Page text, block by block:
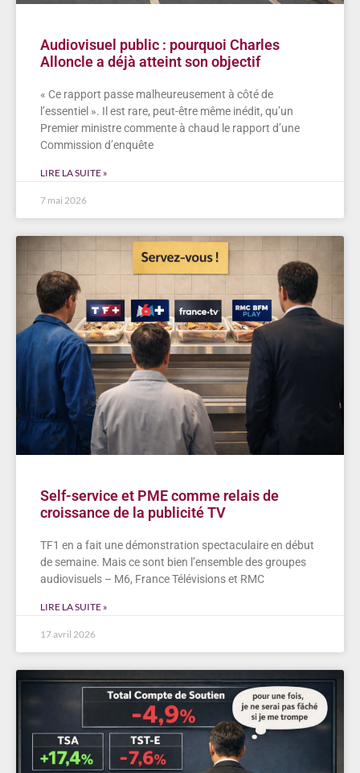
Audiovisuel public : pourquoi Charles
Alloncle a déjà atteint son objectif
« Ce rapport passe malheureusement à côté de
l’essentiel ». Il est rare, peut-être même inédit, qu’un
Premier ministre commente à chaud le rapport d’une
Commission d’enquête
LIRE LA SUITE »
7 mai 2026
Self-service et PME comme relais de
croissance de la publicité TV
TF1 en a fait une démonstration spectaculaire en début
de semaine. Mais ce sont bien l’ensemble des groupes
audiovisuels – M6, France Télévisions et RMC
LIRE LA SUITE »
17 avril 2026